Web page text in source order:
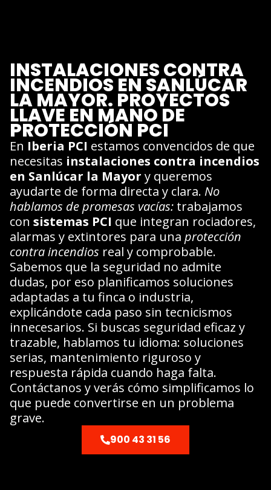
INSTALACIONES CONTRA
INCENDIOS EN SANLÚCAR
LA MAYOR. PROYECTOS
LLAVE EN MANO DE
PROTECCIÓN PCI
En Iberia PCI estamos convencidos de que
necesitas instalaciones contra incendios
en Sanlúcar la Mayor y queremos
ayudarte de forma directa y clara. No
hablamos de promesas vacías:trabajamos
con sistemas PCI que integran rociadores,
alarmas y extintores para una protección
contra incendios real y comprobable.
Sabemos que la seguridad no admite
dudas, por eso planificamos soluciones
adaptadas a tu finca o industria,
explicándote cada paso sin tecnicismos
innecesarios. Si buscas seguridad eficaz y
trazable, hablamos tu idioma: soluciones
serias, mantenimiento riguroso y
respuesta rápida cuando haga falta.
Contáctanos y verás cómo simplificamos lo
que puede convertirse en un problema
grave.
900 43 31 56